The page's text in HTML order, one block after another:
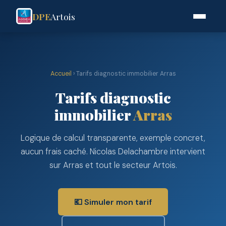
DPEArtois
Accueil › Tarifs diagnostic immobilier Arras
Tarifs diagnostic
immobilierArras
Logique de calcul transparente, exemple concret,
aucun frais caché. Nicolas Delachambre intervient
sur Arras et tout le secteur Artois.
💶 Simuler mon tarif